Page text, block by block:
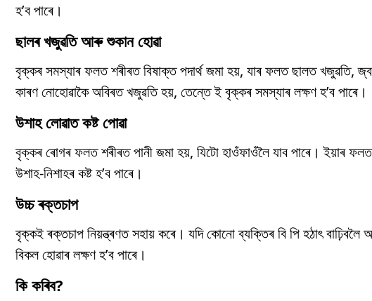
হ’ব পাৰে।
ছালৰ খজুৱতি আৰু শুকান হোৱা
বৃক্কৰ সমস্যাৰ ফলত শৰীৰত বিষাক্ত পদাৰ্থ জমা হয়, যাৰ ফলত ছালত খজুৱতি,
কাৰণ নোহোৱাকৈ অবিৰত খজুৱতি হয়, তেন্তে ই বৃক্কৰ সমস্যাৰ লক্ষণ হ’ব পাৰে।
উশাহ লোৱাত কষ্ট পোৱা
বৃক্কৰ ৰোগৰ ফলত শৰীৰত পানী জমা হয়, যিটো হাওঁফাওঁলৈ যাব পাৰে। ইয়াৰ
উশাহ-নিশাহৰ কষ্ট হ’ব পাৰে।
উচ্চ ৰক্তচাপ
বৃক্কই ৰক্তচাপ নিয়ন্ত্ৰণত সহায় কৰে। যদি কোনো ব্যক্তিৰ বি পি হঠাৎ
বিকল হোৱাৰ লক্ষণ হ’ব পাৰে।
কি কৰিব?